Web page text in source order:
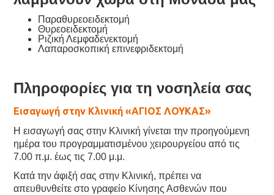
Παραθυρεοειδεκτομή
Θυρεοειδεκτομή
Ριζική Λεμφαδενεκτομή
Λαπαροσκοπική επινεφριδεκτομή
Πληροφορίες για τη νοσηλεία σας
Εισαγωγή στην Κλινική «ΑΓΙΟΣ ΛΟΥΚΑΣ»
Η εισαγωγή σας στην Κλινική γίνεται την προηγούμενη
ημέρα του προγραμματισμένου χειρουργείου από τις
7.00 π.μ. έως τις 7.00 μ.μ.
Κατά την άφιξή σας στην Κλινική, πρέπει να
απευθυνθείτε στο γραφείο Κίνησης Ασθενών που